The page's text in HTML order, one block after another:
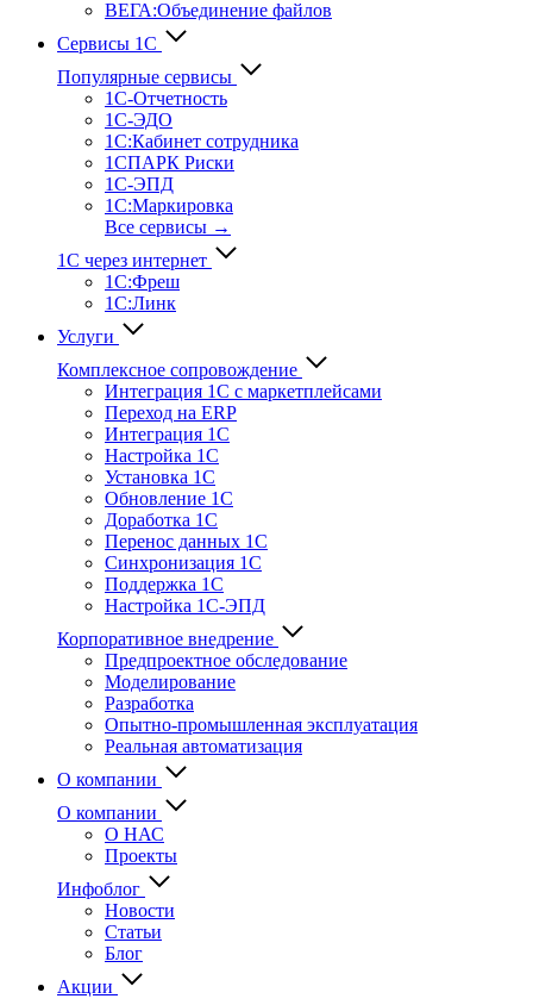
ВЕГА:Объединение файлов
Сервисы 1С
Популярные сервисы
1С-Отчет­ность
1С-ЭДО
1С:Кабинет сотрудника
1СПАРК Риски
1С-ЭПД
1С:Маркировка
Все сервисы →
1С через интернет
1С:Фреш
1С:Линк
Услуги
Комплексное сопровождение
Интеграция 1С с маркетплейсами
Переход на ERP
Интеграция 1С
Настройка 1С
Установка 1С
Обновление 1С
Доработка 1С
Перенос данных 1С
Синхронизация 1С
Поддержка 1С
Настройка 1С-ЭПД
Корпоративное внедрение
Предпроектное обследование
Моделирование
Разработка
Опытно-промышленная эксплуатация
Реальная автоматизация
О компании
О компании
О НАС
Проекты
Инфоблог
Новости
Статьи
Блог
Акции